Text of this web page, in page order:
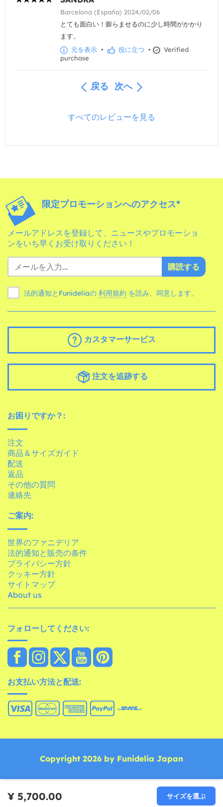
¥ 5,700.00 サイズを選ぶ
Barcelona (España) 2024/02/06
とても面白い！膨らませるのに少し時間がかかり
ます。
元を表示 • 役に立つ •
Verified
purchase
戻る 次へ
すべてのレビューを見る
限定プロモーションへのアクセス*
メールアドレスを登録して、ニュースやプロモーショ
ンをいち早くお受け取りください！
購読する
法的通知とFunideliaの 利用規約 を読み、同意します。
カスタマーサービス
注文を追跡する
お困りですか？:
注文
商品＆サイズガイド
配送
返品
その他の質問
連絡先
ご案内:
世界のファニデリア
法的通知と販売の条件
プライバシー方針
クッキー方針
サイトマップ
About us
フォローしてください:
お支払い方法と配送:
Copyright 2026 by Funidelia Japan